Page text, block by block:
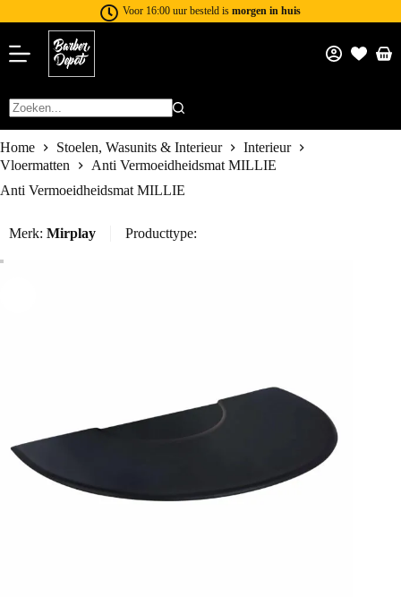
Voor 16:00 uur besteld is morgen in huis
Home Stoelen, Wasunits & Interieur
Interieur
Vloermatten
Anti Vermoeidheidsmat MILLIE
Anti Vermoeidheidsmat MILLIE
Merk: Mirplay Producttype: